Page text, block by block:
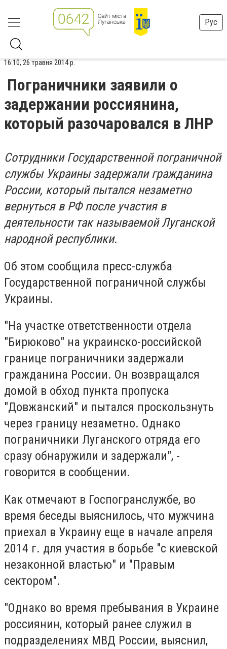
Рус
16:10, 26 травня 2014 р.
Пограничники заявили о
задержании россиянина,
который разочаровался в ЛНР
Сотрудники Государственной пограничной
службы Украинызадержали гражданина
России, который пытался незаметно
вернуться в РФпосле участия в
деятельности так называемой Луганской
народной республики.
Об этом сообщила пресс-служба
Государственной пограничной службы
Украины.
"На участке ответственности отдела
"Бирюково" на украинско-российской
границе пограничники задержали
гражданина России. Он возвращался
домой в обход пункта пропуска
"Довжанский" и пытался проскользнуть
через границу незаметно. Однако
пограничники Луганского отряда его
сразу обнаружили и задержали", -
говорится в сообщении.
Как отмечают в Госпогранслужбе, во
время беседы выяснилось, что мужчина
приехал в Украину еще в начале апреля
2014 г. для участия в борьбе "с киевской
незаконной властью" и "Правым
сектором".
"Однако во время пребывания в Украине
россиянин, который ранее служил в
подразделениях МВД России, выяснил,